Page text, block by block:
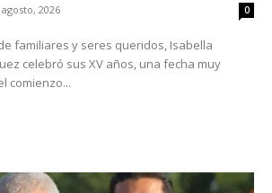
agosto, 2026 0
familiares y seres queridos, Isabella
celebró sus XV años, una fecha muy
comienzo...